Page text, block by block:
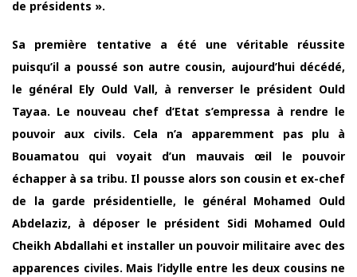
de présidents ».
Sa première tentative a été une véritable réussite
puisqu’il a poussé son autre cousin, aujourd’hui décédé,
le général Ely Ould Vall, à renverser le président Ould
Tayaa. Le nouveau chef d’Etat s’empressa à rendre le
pouvoir aux civils. Cela n’a apparemment pas plu à
Bouamatou qui voyait d’un mauvais œil le pouvoir
échapper à sa tribu. Il pousse alors son cousin et ex-chef
de la garde présidentielle, le général Mohamed Ould
Abdelaziz, à déposer le président Sidi Mohamed Ould
Cheikh Abdallahi et installer un pouvoir militaire avec des
apparences civiles. Mais l’idylle entre les deux cousins ne